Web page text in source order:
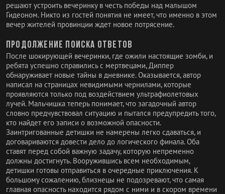
решают устроить вечеринку в честь победы над малышом
Гидеоном. Никто из гостей понятия не имеет, что именно в этом
вечер жителей провинции ждет новое потрясение.
Продолжение поиска ответов
После шокирующей вечеринки, где ожили настоящие зомби, и
ребята успешно справились с мертвецами, Диппер
обнаруживает новые тайны в дневнике. Оказывается, автор
написал на страницах невидимыми чернилами, которые
проявляются только под воздействием ультрафиолетовых
лучей. Мальчишка теперь понимает, что загадочный автор
словно предчувствовал ситуацию и пытался предупредить того,
кто найдет его записи о возможной опасности.
Заинтригованные детишки не намерены легко сдаваться, и
договариваются довести дело до логического финала. Оба
ставят перед собой важную задачу, которую непременно
должны достигнуть. Вооружившись всем необходимым,
детишки готовы отправиться в очередные приключения. К
большому сожалению, близнецы не подозревают, что самая
главная опасность находится рядом с ними и в скором времени